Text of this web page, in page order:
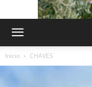
Início CHAVES